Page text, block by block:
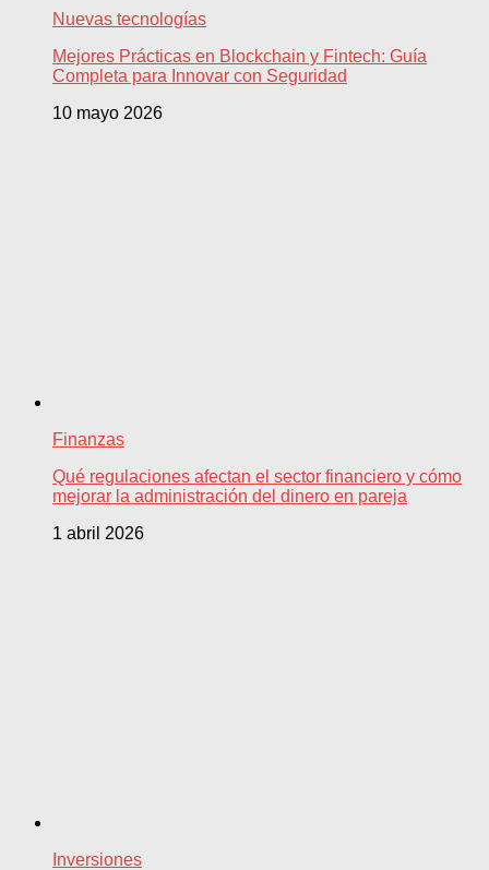
Nuevas tecnologías
Mejores Prácticas en Blockchain y Fintech: Guía
Completa para Innovar con Seguridad
10 mayo 2026
Finanzas
Qué regulaciones afectan el sector financiero y cómo
mejorar la administración del dinero en pareja
1 abril 2026
Inversiones